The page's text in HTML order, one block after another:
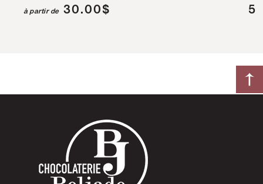
à partir de30.00$